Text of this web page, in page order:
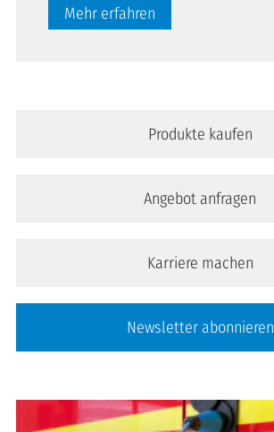
Mehr erfahren
Produkte kaufen
Angebot anfragen
Karriere machen
Newsletter abonnieren